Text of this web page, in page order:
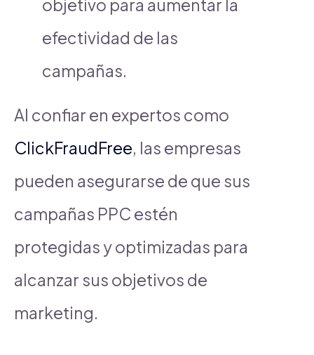
objetivo para aumentar la
efectividad de las
campañas.
Al confiar en expertos como
ClickFraudFree, las empresas
pueden asegurarse de que sus
campañas PPC estén
protegidas y optimizadas para
alcanzar sus objetivos de
marketing.